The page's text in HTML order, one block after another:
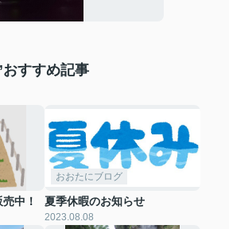
すすめ記事
中！
おおたにブログ
夏季休暇のお知らせ
2023.08.08